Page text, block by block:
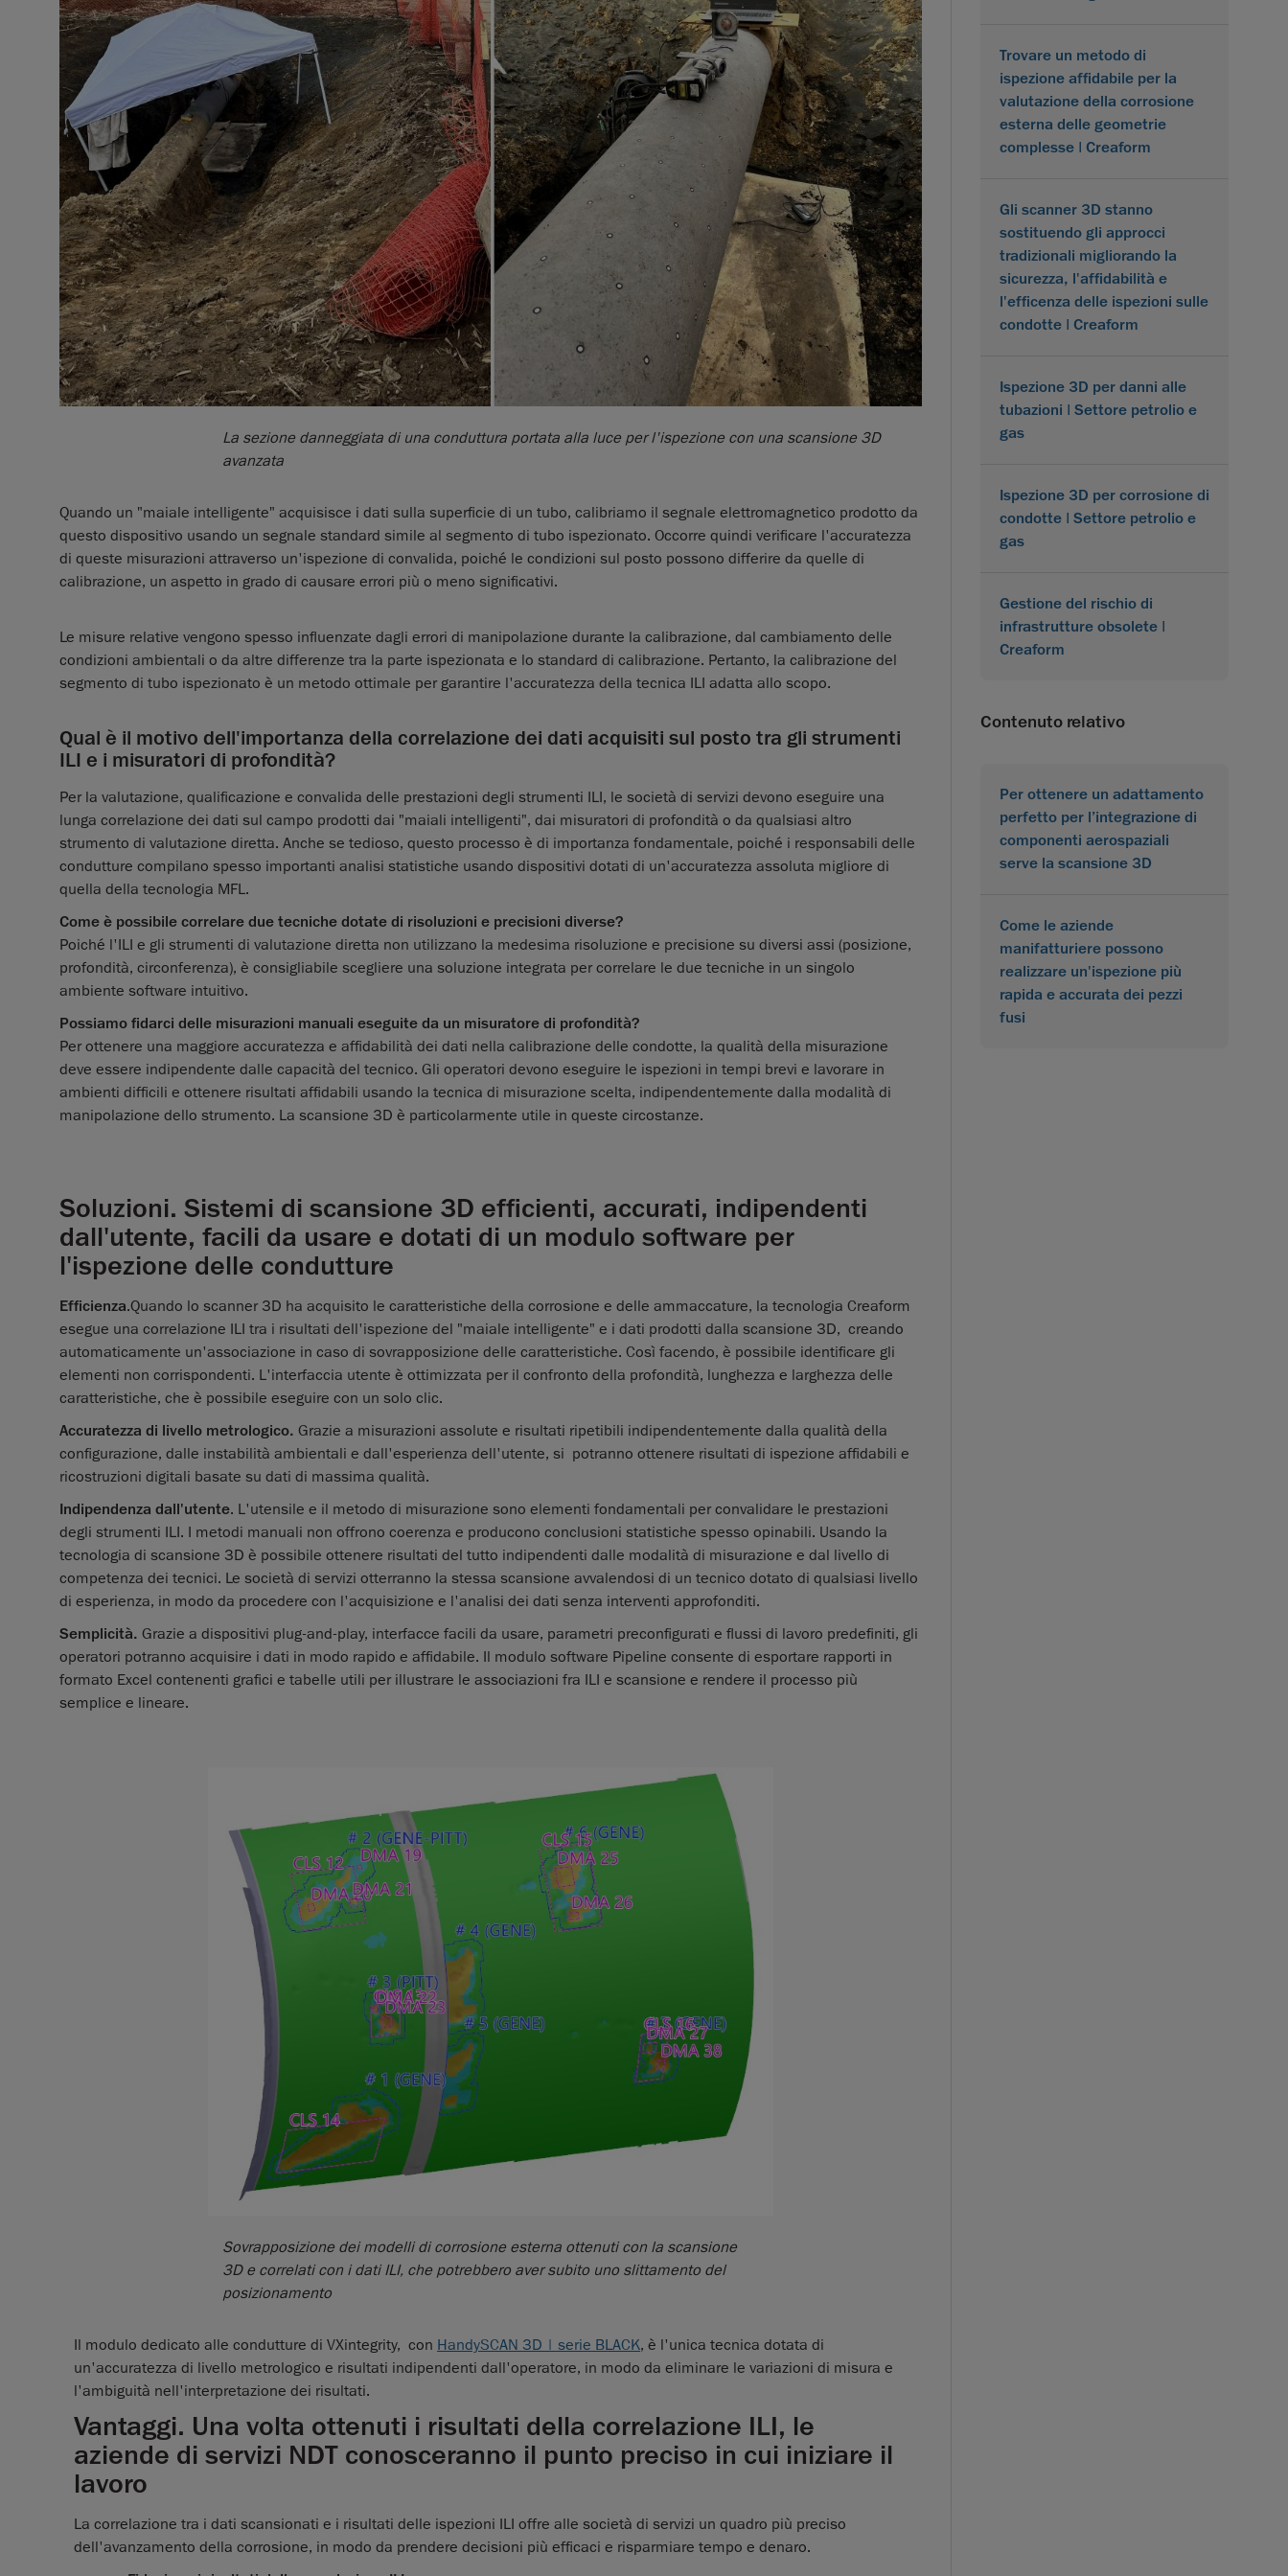
La sezione danneggiata di una conduttura portata alla luce per l'ispezione con una scansione 3D
avanzata
Quando un "maiale intelligente" acquisisce i dati sulla superficie di un tubo, calibriamo il segnale elettromagnetico prodotto da
questo dispositivo usando un segnale standard simile al segmento di tubo ispezionato. Occorre quindi verificare l'accuratezza
di queste misurazioni attraverso un'ispezione di convalida, poiché le condizioni sul posto possono differire da quelle di
calibrazione, un aspetto in grado di causare errori più o meno significativi.
Le misure relative vengono spesso influenzate dagli errori di manipolazione durante la calibrazione, dal cambiamento delle
condizioni ambientali o da altre differenze tra la parte ispezionata e lo standard di calibrazione. Pertanto, la calibrazione del
segmento di tubo ispezionato è un metodo ottimale per garantire l'accuratezza della tecnica ILI adatta allo scopo.
Qual è il motivo dell'importanza della correlazione dei dati acquisiti sul posto tra gli strumenti
ILI e i misuratori di profondità?
Per la valutazione, qualificazione e convalida delle prestazioni degli strumenti ILI, le società di servizi devono eseguire una
lunga correlazione dei dati sul campo prodotti dai "maiali intelligenti", dai misuratori di profondità o da qualsiasi altro
strumento di valutazione diretta. Anche se tedioso, questo processo è di importanza fondamentale, poiché i responsabili delle
condutture compilano spesso importanti analisi statistiche usando dispositivi dotati di un'accuratezza assoluta migliore di
quella della tecnologia MFL.
Come è possibile correlare due tecniche dotate di risoluzioni e precisioni diverse?
Poiché l'ILI e gli strumenti di valutazione diretta non utilizzano la medesima risoluzione e precisione su diversi assi (posizione,
profondità, circonferenza), è consigliabile scegliere una soluzione integrata per correlare le due tecniche in un singolo
ambiente software intuitivo.
Possiamo fidarci delle misurazioni manuali eseguite da un misuratore di profondità?
Per ottenere una maggiore accuratezza e affidabilità dei dati nella calibrazione delle condotte, la qualità della misurazione
deve essere indipendente dalle capacità del tecnico. Gli operatori devono eseguire le ispezioni in tempi brevi e lavorare in
ambienti difficili e ottenere risultati affidabili usando la tecnica di misurazione scelta, indipendentemente dalla modalità di
manipolazione dello strumento. La scansione 3D è particolarmente utile in queste circostanze.
Soluzioni. Sistemi di scansione 3D efficienti, accurati, indipendenti
dall'utente, facili da usare e dotati di un modulo software per
l'ispezione delle condutture
Efficienza.Quando lo scanner 3D ha acquisito le caratteristiche della corrosione e delle ammaccature, la tecnologia Creaform
esegue una correlazione ILI tra i risultati dell'ispezione del "maiale intelligente" e i dati prodotti dalla scansione 3D, creando
automaticamente un'associazione in caso di sovrapposizione delle caratteristiche. Così facendo, è possibile identificare gli
elementi non corrispondenti. L'interfaccia utente è ottimizzata per il confronto della profondità, lunghezza e larghezza delle
caratteristiche, che è possibile eseguire con un solo clic.
Accuratezza di livello metrologico. Grazie a misurazioni assolute e risultati ripetibili indipendentemente dalla qualità della
configurazione, dalle instabilità ambientali e dall'esperienza dell'utente, si potranno ottenere risultati di ispezione affidabili e
ricostruzioni digitali basate su dati di massima qualità.
Indipendenza dall'utente. L'utensile e il metodo di misurazione sono elementi fondamentali per convalidare le prestazioni
degli strumenti ILI. I metodi manuali non offrono coerenza e producono conclusioni statistiche spesso opinabili. Usando la
tecnologia di scansione 3D è possibile ottenere risultati del tutto indipendenti dalle modalità di misurazione e dal livello di
competenza dei tecnici. Le società di servizi otterranno la stessa scansione avvalendosi di un tecnico dotato di qualsiasi livello
di esperienza, in modo da procedere con l'acquisizione e l'analisi dei dati senza interventi approfonditi.
Semplicità. Grazie a dispositivi plug-and-play, interfacce facili da usare, parametri preconfigurati e flussi di lavoro predefiniti, gli
operatori potranno acquisire i dati in modo rapido e affidabile. Il modulo software Pipeline consente di esportare rapporti in
formato Excel contenenti grafici e tabelle utili per illustrare le associazioni fra ILI e scansione e rendere il processo più
semplice e lineare.
Sovrapposizione dei modelli di corrosione esterna ottenuti con la scansione
3D e correlati con i dati ILI, che potrebbero aver subito uno slittamento del
posizionamento
Il modulo dedicato alle condutture di VXintegrity, con HandySCAN 3D | serie BLACK, è l'unica tecnica dotata di
un'accuratezza di livello metrologico e risultati indipendenti dall'operatore, in modo da eliminare le variazioni di misura e
l'ambiguità nell'interpretazione dei risultati.
Vantaggi. Una volta ottenuti i risultati della correlazione ILI, le
aziende di servizi NDT conosceranno il punto preciso in cui iniziare il
lavoro
La correlazione tra i dati scansionati e i risultati delle ispezioni ILI offre alle società di servizi un quadro più preciso
dell'avanzamento della corrosione, in modo da prendere decisioni più efficaci e risparmiare tempo e denaro.
Trovare un metodo di
ispezione affidabile per la
valutazione della corrosione
esterna delle geometrie
complesse | Creaform
Gli scanner 3D stanno
sostituendo gli approcci
tradizionali migliorando la
sicurezza, l'affidabilità e
l'efficenza delle ispezioni sulle
condotte | Creaform
Ispezione 3D per danni alle
tubazioni | Settore petrolio e
gas
Ispezione 3D per corrosione di
condotte | Settore petrolio e
gas
Gestione del rischio di
infrastrutture obsolete |
Creaform
Contenuto relativo
Per ottenere un adattamento
perfetto per l’integrazione di
componenti aerospaziali
serve la scansione 3D
Come le aziende
manifatturiere possono
realizzare un'ispezione più
rapida e accurata dei pezzi
fusi